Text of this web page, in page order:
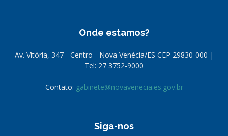
Onde estamos?
Av. Vitória, 347 - Centro - Nova Venécia/ES CEP 29830-000 |
Tel: 27 3752-9000
Contato: gabinete@novavenecia.es.gov.br
Siga-nos